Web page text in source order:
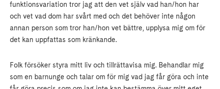
funktionsvariation tror jag att den vet själv vad han/hon har
och vet vad dom har svårt med och det behöver inte någon
annan person som tror han/hon vet bättre, upplysa mig om för
det kan uppfattas som kränkande.
Folk försöker styra mitt liv och tillrättavisa mig. Behandlar mig
som en barnunge och talar om för mig vad jag får göra och inte